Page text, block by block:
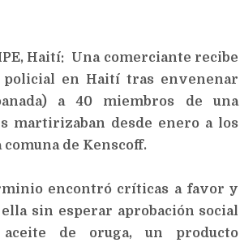
Haití: Una comerciante recibe
policial en Haití tras envenenar
a 40 miembros de una
martirizaban desde enero a los
comuna de Kenscoff.
encontró críticas a favor y
sin esperar aprobación social
de oruga, un producto